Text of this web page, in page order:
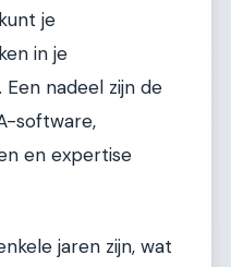
je
in je
nadeel zijn de
software,
en expertise
jaren zijn, wat